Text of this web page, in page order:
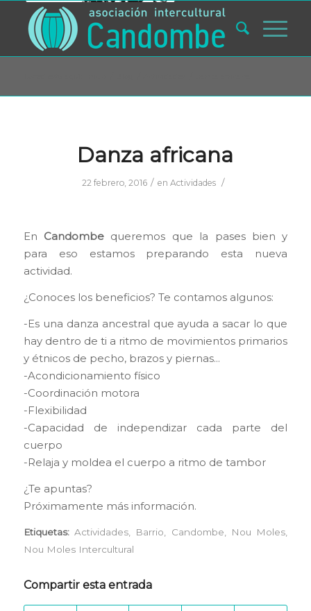
Danza africana
22 febrero, 2016 / enActividades /
En Candombe queremos que la pases bien y
para eso estamos preparando esta nueva
actividad.
¿Conoces los beneficios? Te contamos algunos:
-Es una danza ancestral que ayuda a sacar lo que
hay dentro de ti a ritmo de movimientos primarios
y étnicos de pecho, brazos y piernas…
-Acondicionamiento físico
-Coordinación motora
-Flexibilidad
-Capacidad de independizar cada parte del
cuerpo
-Relaja y moldea el cuerpo a ritmo de tambor
¿Te apuntas?
Próximamente más información.
Etiquetas: Actividades, Barrio, Candombe, Nou Moles,
Nou Moles Intercultural
Compartir esta entrada